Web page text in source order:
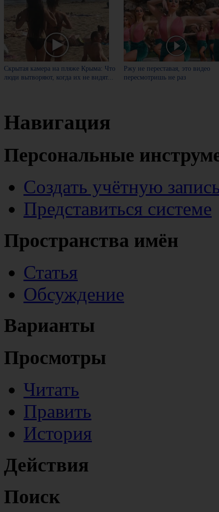
Скрытая камера на пляже Крыма: Что
люди вытворяют, когда их не видят...
Ржу не переставая, это видео
пересмотришь не раз
Навигация
Персональные
Создать учётную
Представиться системе
Пространства имён
Статья
Обсуждение
Варианты
Просмотры
Читать
Править
История
Действия
Поиск